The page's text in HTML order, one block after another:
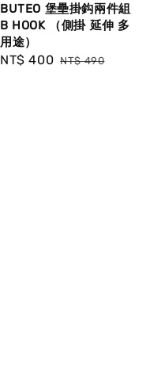
BUTEO 堡壘掛鈎兩件組
B HOOK （側掛 延伸 多
用途）
Sale
NT$ 400 Regular
NT$ 490